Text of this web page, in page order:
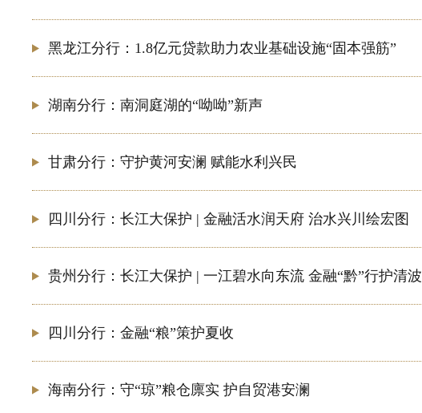
黑龙江分行：1.8亿元贷款助力农业基础设施“固本强筋”
湖南分行：南洞庭湖的“呦呦”新声
甘肃分行：守护黄河安澜 赋能水利兴民
四川分行：长江大保护 | 金融活水润天府 治水兴川绘宏图
贵州分行：长江大保护 | 一江碧水向东流 金融“黔”行护清波
四川分行：金融“粮”策护夏收
海南分行：守“琼”粮仓廪实 护自贸港安澜